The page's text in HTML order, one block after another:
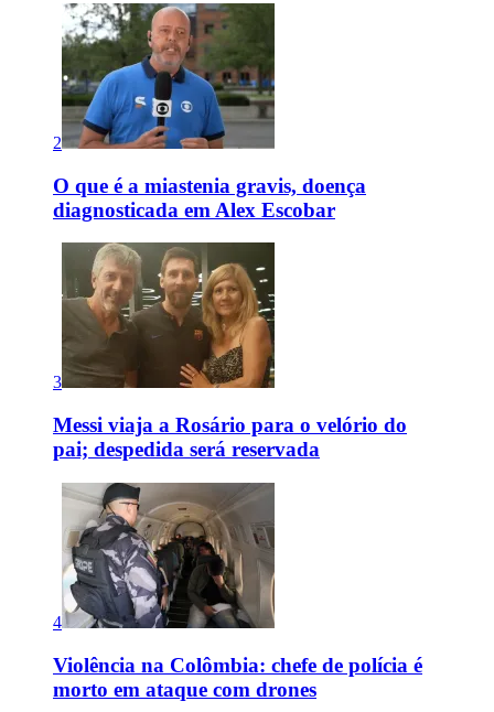
2
O que é a miastenia gravis, doença
diagnosticada em Alex Escobar
3
Messi viaja a Rosário para o velório do
pai; despedida será reservada
4
Violência na Colômbia: chefe de polícia é
morto em ataque com drones